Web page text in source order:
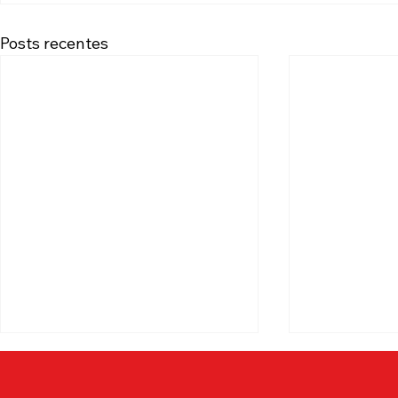
Posts recentes